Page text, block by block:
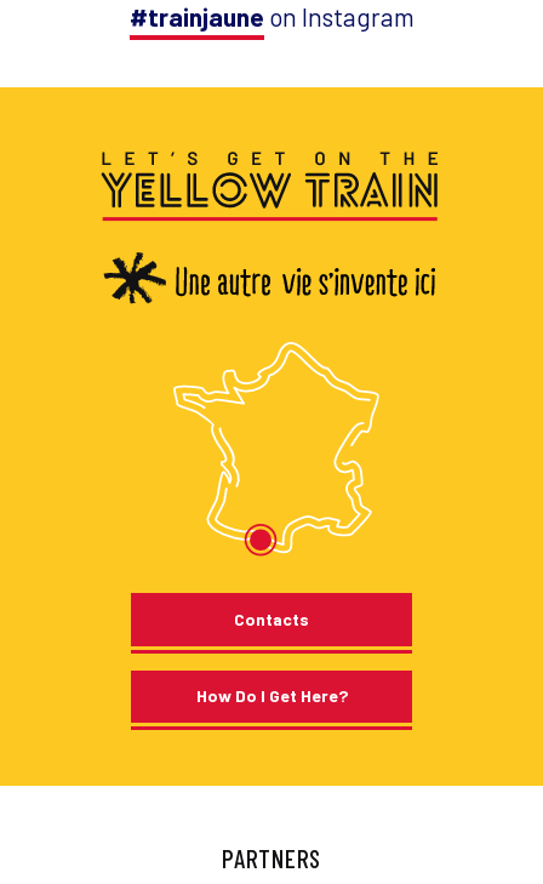
#trainjaune on Instagram
Contacts
How Do I Get Here?
PARTNERS